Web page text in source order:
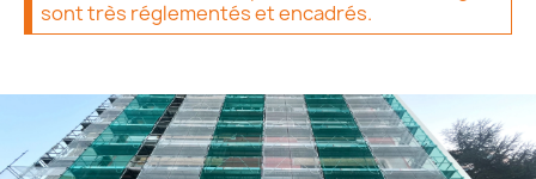
sont très réglementés et encadrés.